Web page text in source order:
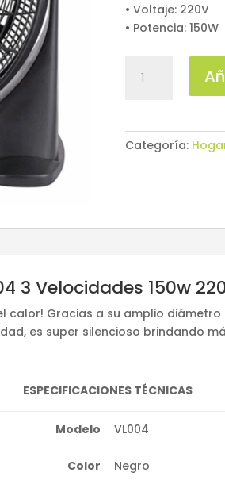
• Voltaje: 220V
• Potencia: 150W
VL004
Categoría:
3 Velocidades 150w
Gracias a su amplio diámetro
es super silencioso brindando
ESPECIFICACIONES TÉCNICAS
Modelo VL004
Color Negro